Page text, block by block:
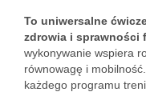
To uniwersalne
zdrowia i sprawności
wykonywanie wspiera
równowagę i
każdego programu